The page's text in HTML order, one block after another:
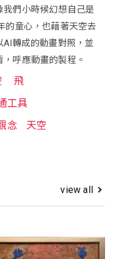
們小時候幻想自己是
的童心，也藉著天空去
轉成的動畫對照，並
呼應動畫的製程。
飛
工具
念 天空
view all